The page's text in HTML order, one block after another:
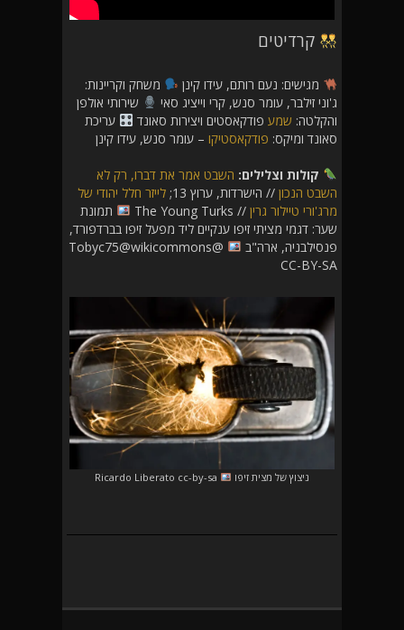
קרדיטים
מגישים: נעם רותם, עידו קינן
משחק וקריינות:
ג'וני זילבר, עומר סנש, קרי וייציג סאי
שירותי אולפן
והקלטה: שמע פודקאסטים ויצירות סאונד
עריכת
סאונד ומיקס: פודקאסטיקו – עומר סנש, עידו קינן
קולות וצלילים: השבט אמר את דברו, רק לא
השבט הנכון // הישרדות, ערוץ 13;
לייזר חלל יהודי של
מרג'ורי טיילור גרין // The Young Turks
תמונת
שער: דגמי מציתי זיפו ענקיים ליד מפעל זיפו בברדפורד,
פנסילבניה, ארה"ב
@Tobyc75@wikicommons
CC-BY-SA
ניצוץ של מצית זיפו